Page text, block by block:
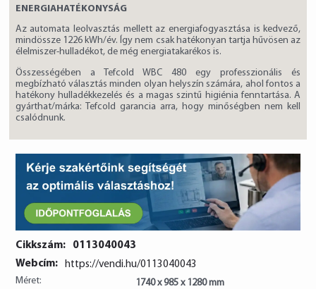
ENERGIAHATÉKONYSÁG
Az automata leolvasztás mellett az energiafogyasztása is kedvező,
mindössze 1226 kWh/év. Így nem csak hatékonyan tartja hűvösen az
élelmiszer-hulladékot, de még energiatakarékos is.
Összességében a Tefcold WBC 480 egy professzionális és
megbízható választás minden olyan helyszín számára, ahol fontos a
hatékony hulladékkezelés és a magas szintű higiénia fenntartása. A
gyárthat/márka: Tefcold garancia arra, hogy minőségben nem kell
csalódnunk.
Cikkszám:
0113040043
Webcím:
https://vendi.hu/0113040043
Méret:
1740 x 985 x 1280 mm